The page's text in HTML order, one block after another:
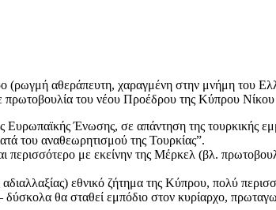
αθεράπευτη, χαραγμένη στην μνήμη του
πρωτοβουλία του νέου Προέδρου της Κύπρου
Ευρωπαϊκής Ένωσης, σε απάντηση της τουρκικής
του αναθεωρητισμού της Τουρκίας”.
περισσότερο με εκείνην της Μέρκελ (βλ.
εθνικό ζήτημα της Κύπρου, πολύ
θα σταθεί εμπόδιο στον κυρίαρχο,